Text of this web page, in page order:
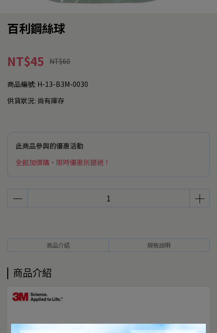
百利鋼絲球
NT$45 NT$60
商品編號: H-13-B3M-0030
供貨狀況: 尚有庫存
此商品參與的優惠活動
全館加價購，限時優惠別錯過！
商品介紹 規格說明
商品介紹